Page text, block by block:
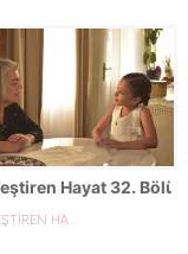
Hayat 32.